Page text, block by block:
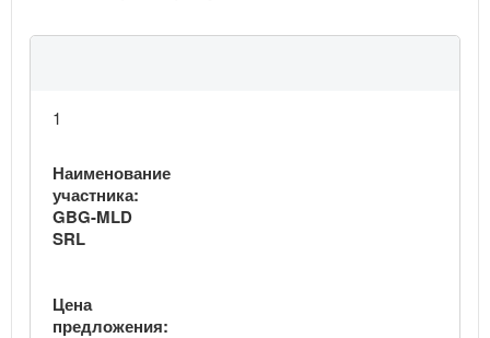
1
Наименование
участника:
GBG-MLD
SRL
Цена
предложения: